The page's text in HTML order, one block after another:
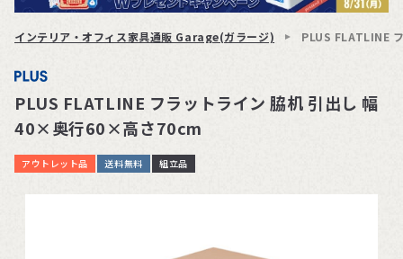
インテリア・オフィス家具通販 Garage(ガラージ) PLUS FLATLINE
PLUS FLATLINE フラットライン 脇机 引出し 幅
40×奥行60×高さ70cm
アウトレット品 送料無料 組立品